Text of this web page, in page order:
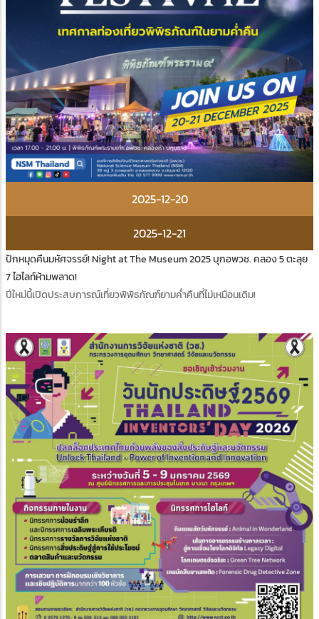
2025-12-20
2025-12-21
ปักหมุดคืนมหัศจรรย์! Night at The Museum 2025 บุกอพวช. คลอง 5 ตะลุย
7 ไฮไลท์ห้ามพลาด!
ปีใหม่นี้เปิดประสบการณ์เที่ยวพิพิธภัณฑ์ยามค่ำคืนที่ไม่เหมือนเดิม!